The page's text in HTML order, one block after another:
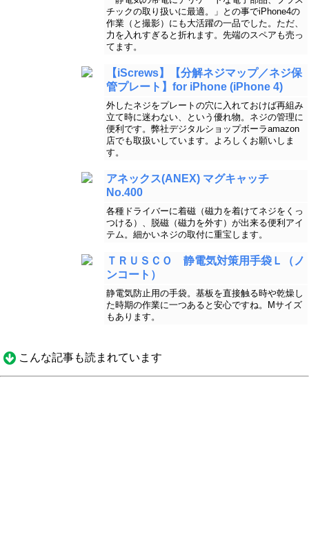
チックの取り扱いに最適。」との事でiPhone4の
作業（と撮影）にも大活躍の一品でした。ただ、
力を入れすぎると折れます。先端のスペアも売っ
てます。
【iScrews】【分解ネジマップ／ネジ保
管プレート】for iPhone (iPhone 4)
外したネジをプレートの穴に入れておけば再組み
立て時に迷わない、という優れ物。ネジの管理に
便利です。弊社デジタルショップボーラamazon
店でも取扱いしています。よろしくお願いしま
す。
アネックス(ANEX) マグキャッチ
No.400
各種ドライバーに着磁（磁力を着けてネジをくっ
つける）、脱磁（磁力を外す）が出来る便利アイ
テム。細かいネジの取付に重宝します。
ＴＲＵＳＣＯ 静電気対策用手袋Ｌ（ノ
ンコート）
静電気防止用の手袋。基板を直接触る時や乾燥し
た時期の作業に一つあると安心ですね。Mサイズ
もあります。
こんな記事も読まれています